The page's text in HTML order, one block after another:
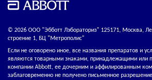
© 2026 ООО "Эбботт Лэбораториз" 125171, Москва,
строение 1, БЦ "Метрополис"
Если не оговорено иное, все названия препаратов и
являются товарными знаками, принадлежащими или
компании Abbott, ее дочерним и аффилированным
заблаговременно не получено письменное